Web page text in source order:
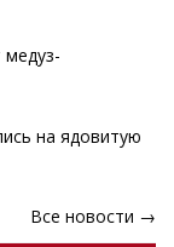
на ядовитую
Все новости →